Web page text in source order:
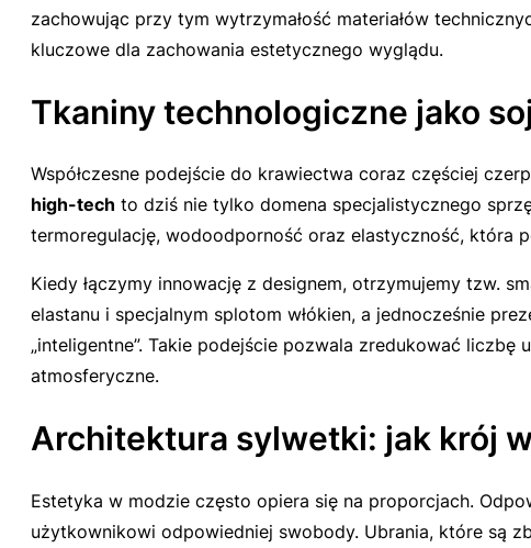
zachowując przy tym wytrzymałość materiałów
kluczowe dla zachowania estetycznego wyglądu.
Tkaniny technologiczne jako
Współczesne podejście do krawiectwa coraz częściej
high-tech to dziś nie tylko domena specjalistycznego
termoregulację, wodoodporność oraz elastyczność, która
Kiedy łączymy innowację z designem, otrzymujemy tzw.
elastanu i specjalnym splotom włókien, a jednocześnie
„inteligentne”. Takie podejście pozwala zredukować
atmosferyczne.
Architektura sylwetki: jak krój
Estetyka w modzie często opiera się na proporcjach.
użytkownikowi odpowiedniej swobody. Ubrania, które są